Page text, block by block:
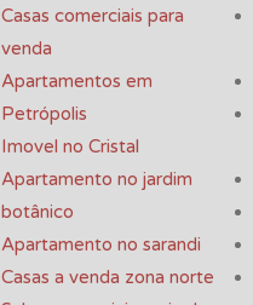
Casas comerciais para
venda
Apartamentos em
Petrópolis
Imovel no Cristal
Apartamento no jardim
botânico
Apartamento no sarandi
Casas a venda zona norte